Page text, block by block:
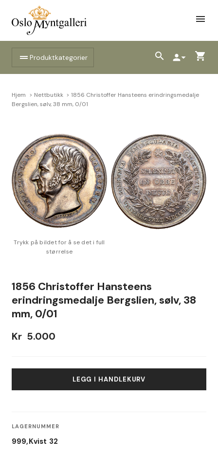
menu
drag_handle Produktkategorier search personarrow_drop_down shopping_cart
Hjem Nettbutikk
1856 Christoffer Hansteens erindringsmedalje
Bergslien, sølv, 38 mm, 0/01
1856 Christoffer Hansteens
erindringsmedalje Bergslien, sølv, 38
mm, 0/01
Kr 5.000
LEGG I HANDLEKURV
LAGERNUMMER
999,Kvist 32